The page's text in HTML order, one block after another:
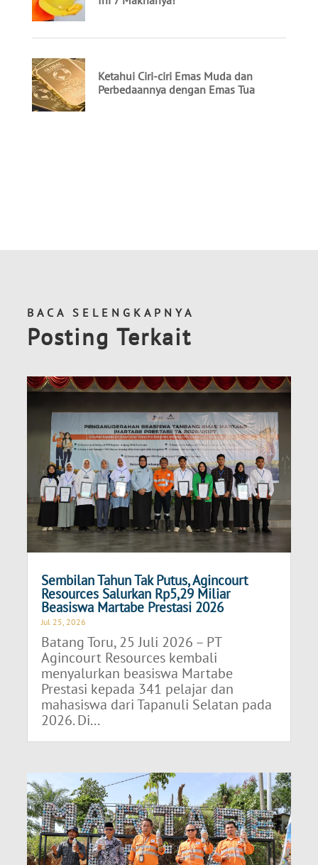
BACA SELENGKAPNYA
Posting Terkait
Sembilan Tahun Tak Putus, Agincourt
Resources Salurkan Rp5,29 Miliar
Beasiswa Martabe Prestasi 2026
Jul 25, 2026
Batang Toru, 25 Juli 2026 – PT
Agincourt Resources kembali
menyalurkan beasiswa Martabe
Prestasi kepada 341 pelajar dan
mahasiswa dari Tapanuli Selatan pada
2026. Di...